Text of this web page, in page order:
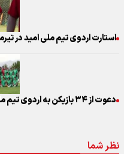
استارت اردوی تیم ملی امید در
دعوت از ۳۴ بازیکن به اردوی تیم ملی فوتبال جوانان
نظر شما